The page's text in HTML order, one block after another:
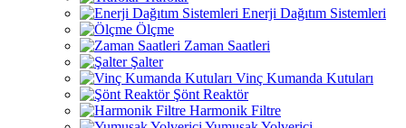
Enerji Dağıtım Sistemleri
Ölçme
Zaman Saatleri
Şalter
Vinç Kumanda Kutuları
Şönt Reaktör
Harmonik Filtre